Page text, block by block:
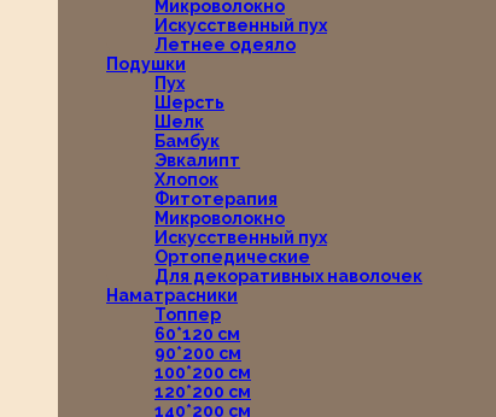
Микроволокно
Искусственный пух
Летнее одеяло
Подушки
Пух
Шерсть
Шелк
Бамбук
Эвкалипт
Хлопок
Фитотерапия
Микроволокно
Искусственный пух
Ортопедические
Для декоративных наволочек
Наматрасники
Топпер
60*120 см
90*200 см
100*200 см
120*200 см
140*200 см